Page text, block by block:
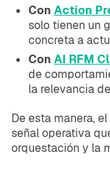
Con Action
solo tienen un
concreta a
Con AI RFM
de
la relevancia
De esta manera,
señal operativa
orquestación y la